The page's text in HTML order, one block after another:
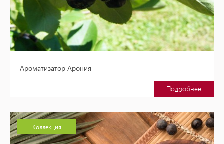
Ароматизатор Арония
Подробнее
Коллекция